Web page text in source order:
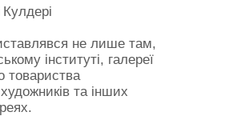
Кулдері
не лише там,
інституті, галереї
товариства
та інших